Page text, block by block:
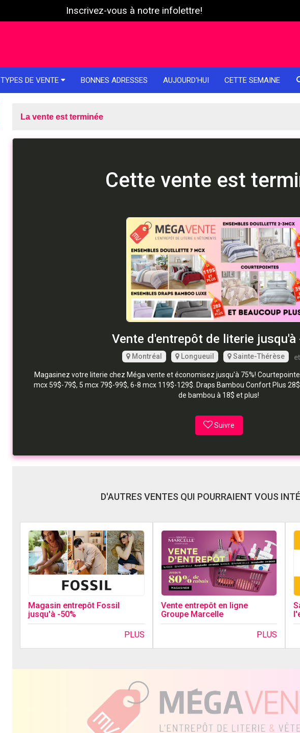
Inscrivez-vous à notre infolettre!
TYPES DE VENTE BONNES ADRESSES AUJOURD'HUI CETTE SEMAINE
La vente est terminée
Cette vente est
Vente d'entrepôt de literie jusqu'à
Montréal Longueuil Sainte-Thérèse
Magasinez votre literie chez Méga vente et économisez jusqu'à 75%!
mcx 59$-79$, 5 mcx 79$-99$, 6-8 mcx 119$-129$. Draps Bambou Confort Plus
de bambou à 18$ et plus!
Suivre
D'AUTRES VENTES QUI POURRAIENT VOUS
Magasin entrepôt Fossil
jusqu'à -50%
PLUS
Vente entrepôt en ligne
Groupe Marcelle
PLUS